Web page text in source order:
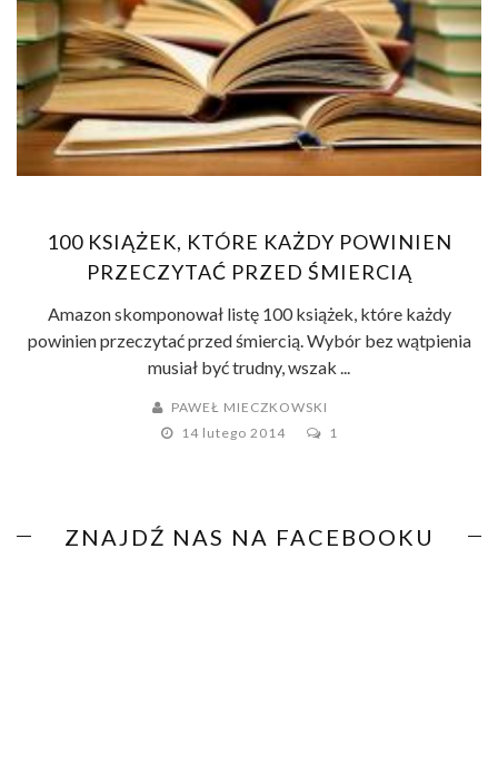
100 KSIĄŻEK, KTÓRE KAŻDY POWINIEN
PRZECZYTAĆ PRZED ŚMIERCIĄ
Amazon skomponował listę 100 książek, które każdy
powinien przeczytać przed śmiercią. Wybór bez wątpienia
musiał być trudny, wszak ...
PAWEŁ MIECZKOWSKI
14 lutego 2014
1
ZNAJDŹ NAS NA FACEBOOKU